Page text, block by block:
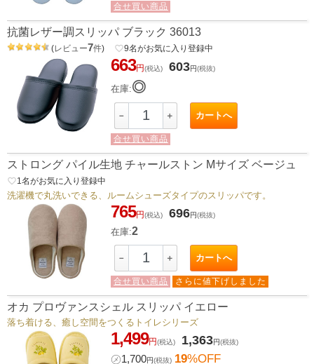
合せ買い商品
抗菌レザー調スリッパ ブラック 36013
(レビュー7件) favorite_border9名がお気に入り登録中
663円(税込) 603円(税抜)
在庫:◎
－ ＋ カートへ
合せ買い商品
ストロング パイル生地 チャールストン Mサイズ ベージュ
favorite_border1 名がお気に入り登録中
洗濯機で丸洗いできる、ルームシューズタイプのスリッパです。
765円(税込) 696円(税抜)
在庫:2
－ ＋ カートへ
合せ買い商品 さらに値下げしました
オカ プロヴァンスシェル スリッパ イエロー
落ち着ける、癒し空間をつくるトイレシリーズ
1,499円(税込) 1,363円(税抜)
㋱1,700円(税抜) 19%OFF